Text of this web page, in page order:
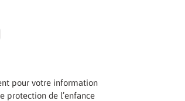
pour votre information
protection de l’enfance